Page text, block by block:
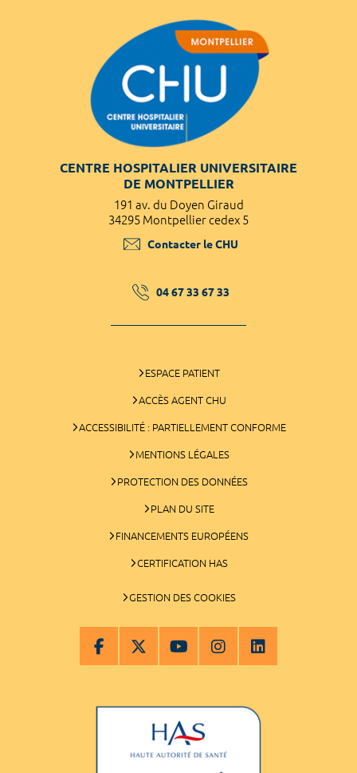
CENTRE HOSPITALIER UNIVERSITAIRE
DE MONTPELLIER
191 av. du Doyen Giraud
34295 Montpellier cedex 5
Contacter le CHU
04 67 33 67 33
ESPACE PATIENT
ACCÈS AGENT CHU
ACCESSIBILITÉ : PARTIELLEMENT CONFORME
MENTIONS LÉGALES
PROTECTION DES DONNÉES
PLAN DU SITE
FINANCEMENTS EUROPÉENS
CERTIFICATION HAS
GESTION DES COOKIES